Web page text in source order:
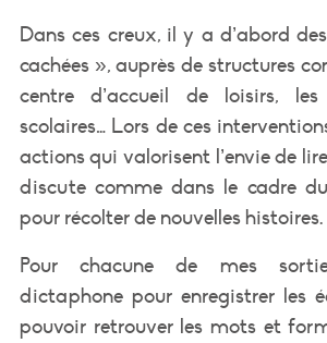
Dans ces creux, il y a d’abord
cachées », auprès de structures
centre d’accueil de loisirs, les
scolaires… Lors de ces
actions qui valorisent l’envie de
discute comme dans le cadre
pour récolter de nouvelles histoires.
Pour chacune de mes
dictaphone pour enregistrer les
pouvoir retrouver les mots et